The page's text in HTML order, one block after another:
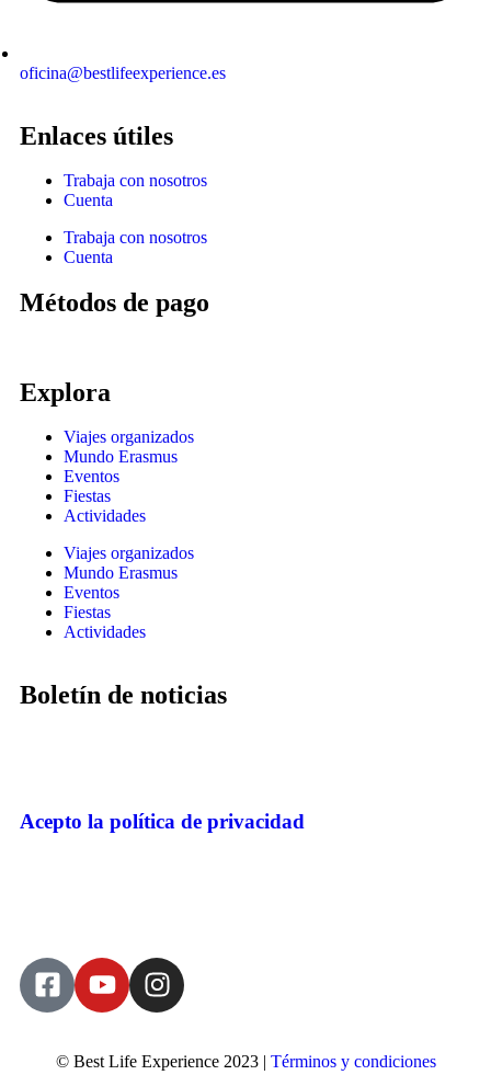
oficina@bestlifeexperience.es
Enlaces útiles
Trabaja con nosotros
Cuenta
Trabaja con nosotros
Cuenta
Métodos de pago
Explora
Viajes organizados
Mundo Erasmus
Eventos
Fiestas
Actividades
Viajes organizados
Mundo Erasmus
Eventos
Fiestas
Actividades
Boletín de noticias
Acepto la política de privacidad
© Best Life Experience 2023 | Términos y condiciones